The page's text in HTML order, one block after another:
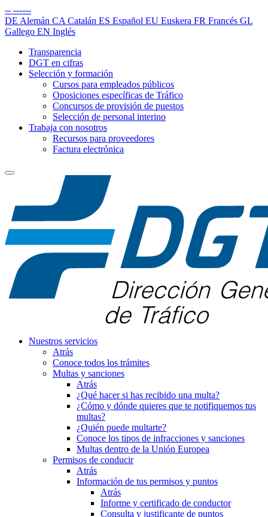
-- ------
DE Alemán CA Catalán ES Español EU Euskera FR Francés GL
Gallego EN Inglés
Transparencia
DGT en cifras
Selección y formación
Cursos para empleados públicos
Oposiciones específicas de Tráfico
Concursos de provisión de puestos
Selección de personal interino
Trabaja con nosotros
Recursos para proveedores
Factura electrónica
Nuestros servicios
Atrás
Conoce todos los trámites
Multas y sanciones
Atrás
¿Qué hacer si has recibido una multa?
¿Cómo y dónde quieres que te notifiquemos tus
multas?
¿Quién puede multarte?
Conoce los tipos de infracciones y sanciones
Multas dentro de la Unión Europea
Permisos de conducir
Atrás
Información de tus permisos y puntos
Atrás
Informe y certificado de conductor
Consulta y justificante de puntos